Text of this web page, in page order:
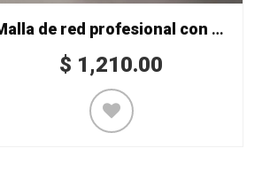
Malla de red profesional con pedrería Mod. 849/S
$ 1,210.00